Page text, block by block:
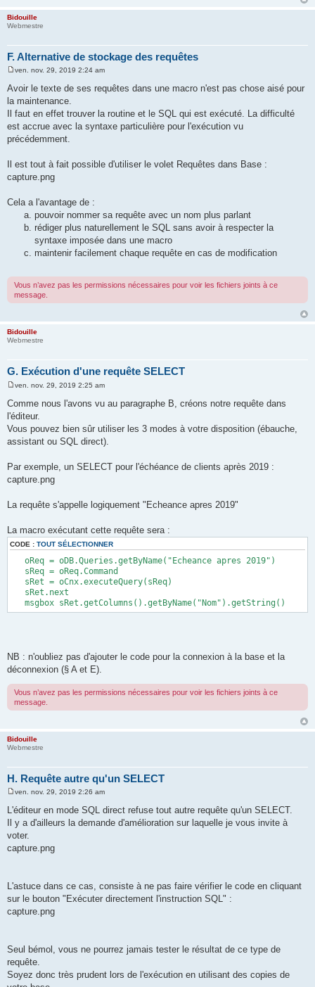
Bidouille
Webmestre
F. Alternative de stockage des requêtes
s
s
a
g
e
ven. nov. 29, 2019 2:24 am
Avoir le texte de ses requêtes dans une macro n'est pas chose aisé pour
la maintenance.
Il faut en effet trouver la routine et le SQL qui est exécuté. La difficulté
est accrue avec la syntaxe particulière pour l'exécution vu
précédemment.
Il est tout à fait possible d'utiliser le volet Requêtes dans Base :
capture.png
Cela a l'avantage de :
pouvoir nommer sa requête avec un nom plus parlant
rédiger plus naturellement le SQL sans avoir à respecter la
syntaxe imposée dans une macro
maintenir facilement chaque requête en cas de modification
Vous n’avez pas les permissions nécessaires pour voir les fichiers joints à ce
message.
Bidouille
Webmestre
G. Exécution d'une requête SELECT
s
s
g
e
ven. nov. 29, 2019 2:25 am
Comme nous l'avons vu au paragraphe B, créons notre requête dans
l'éditeur.
Vous pouvez bien sûr utiliser les 3 modes à votre disposition (ébauche,
assistant ou SQL direct).
Par exemple, un SELECT pour l'échéance de clients après 2019 :
capture.png
La requête s'appelle logiquement "Echeance apres 2019"
La macro exécutant cette requête sera :
CODE : TOUT SÉLECTIONNER
oReq = oDB.Queries.getByName("Echeance apres 2019")
sReq = oReq.Command
sRet = oCnx.executeQuery(sReq)
sRet.next
msgbox sRet.getColumns().getByName("Nom").getString()
NB : n'oubliez pas d'ajouter le code pour la connexion à la base et la
déconnexion (§ A et E).
Vous n’avez pas les permissions nécessaires pour voir les fichiers joints à ce
message.
Bidouille
Webmestre
H. Requête autre qu'un SELECT
e
s
s
a
g
e
ven. nov. 29, 2019 2:26 am
L'éditeur en mode SQL direct refuse tout autre requête qu'un SELECT.
Il y a d'ailleurs la demande d'amélioration sur laquelle je vous invite à
voter.
capture.png
L'astuce dans ce cas, consiste à ne pas faire vérifier le code en cliquant
sur le bouton "Exécuter directement l'instruction SQL" :
capture.png
Seul bémol, vous ne pourrez jamais tester le résultat de ce type de
requête.
Soyez donc très prudent lors de l'exécution en utilisant des copies de